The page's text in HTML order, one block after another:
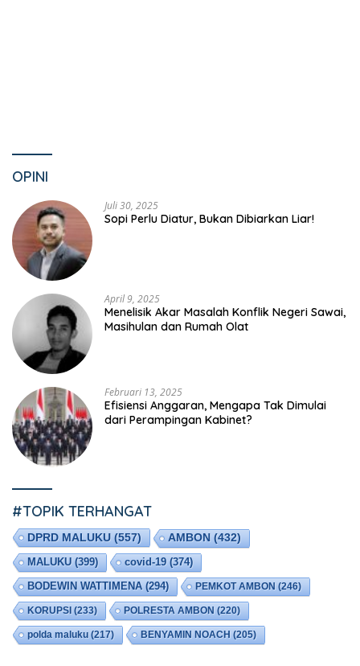
OPINI
Juli 30, 2025
Sopi Perlu Diatur, Bukan Dibiarkan Liar!
April 9, 2025
Menelisik Akar Masalah Konflik Negeri Sawai,
Masihulan dan Rumah Olat
Februari 13, 2025
Efisiensi Anggaran, Mengapa Tak Dimulai
dari Perampingan Kabinet?
#TOPIK TERHANGAT
DPRD MALUKU(557) AMBON (432)
MALUKU(399) covid-19(374)
BODEWIN WATTIMENA (294) PEMKOT AMBON (246)
KORUPSI (233) POLRESTA AMBON (220)
polda maluku (217) BENYAMIN NOACH (205)